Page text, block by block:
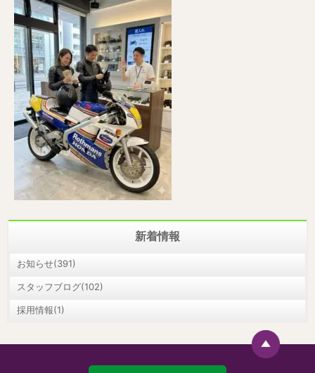
新着情報
お知らせ(391)
スタッフブログ(102)
採用情報(1)